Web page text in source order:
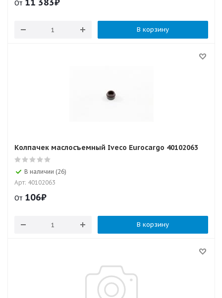
От
В корзину
Колпачек маслосъемный Iveco Eurocargo 40102063
В наличии (26)
Арт: 40102063
От 106₽
В корзину